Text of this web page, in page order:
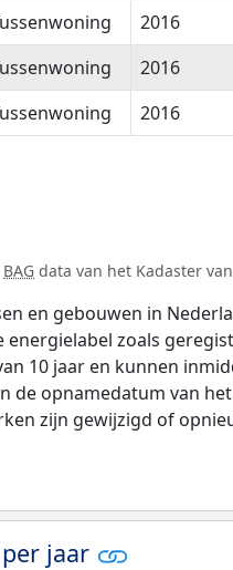
2016
2016
2016
BAG data van het Kadaster
en gebouwen in
zoals
10 jaar en kunnen
de opnamedatum van
zijn gewijzigd of
jaar